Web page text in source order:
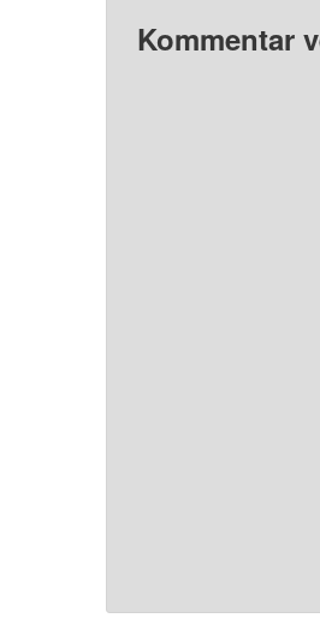
Kommentar